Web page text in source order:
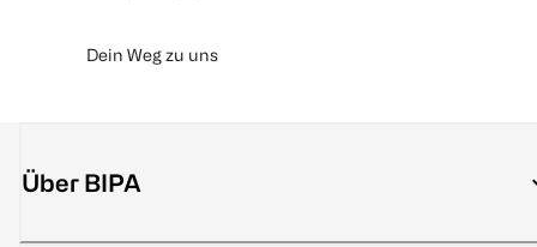
Dein Weg zu uns
Über BIPA